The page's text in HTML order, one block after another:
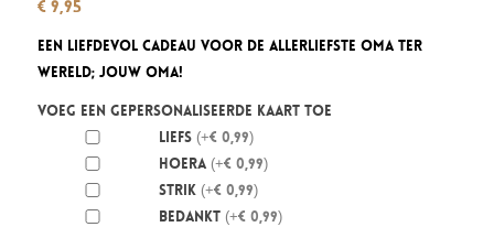
€9,95
Een liefdevol cadeau voor de allerliefste oma ter
wereld; jouw oma!
Voeg een gepersonaliseerde kaart toe
Liefs (+€ 0,99)
Hoera (+€ 0,99)
Strik (+€ 0,99)
Bedankt (+€ 0,99)